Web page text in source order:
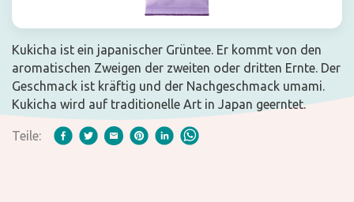
Kukicha ist ein japanischer Grüntee. Er kommt von den
aromatischen Zweigen der zweiten oder dritten Ernte. Der
Geschmack ist kräftig und der Nachgeschmack umami.
Kukicha wird auf traditionelle Art in Japan geerntet.
Teile: